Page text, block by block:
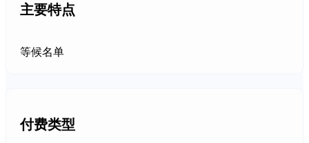
主要特点
等候名单
付费类型